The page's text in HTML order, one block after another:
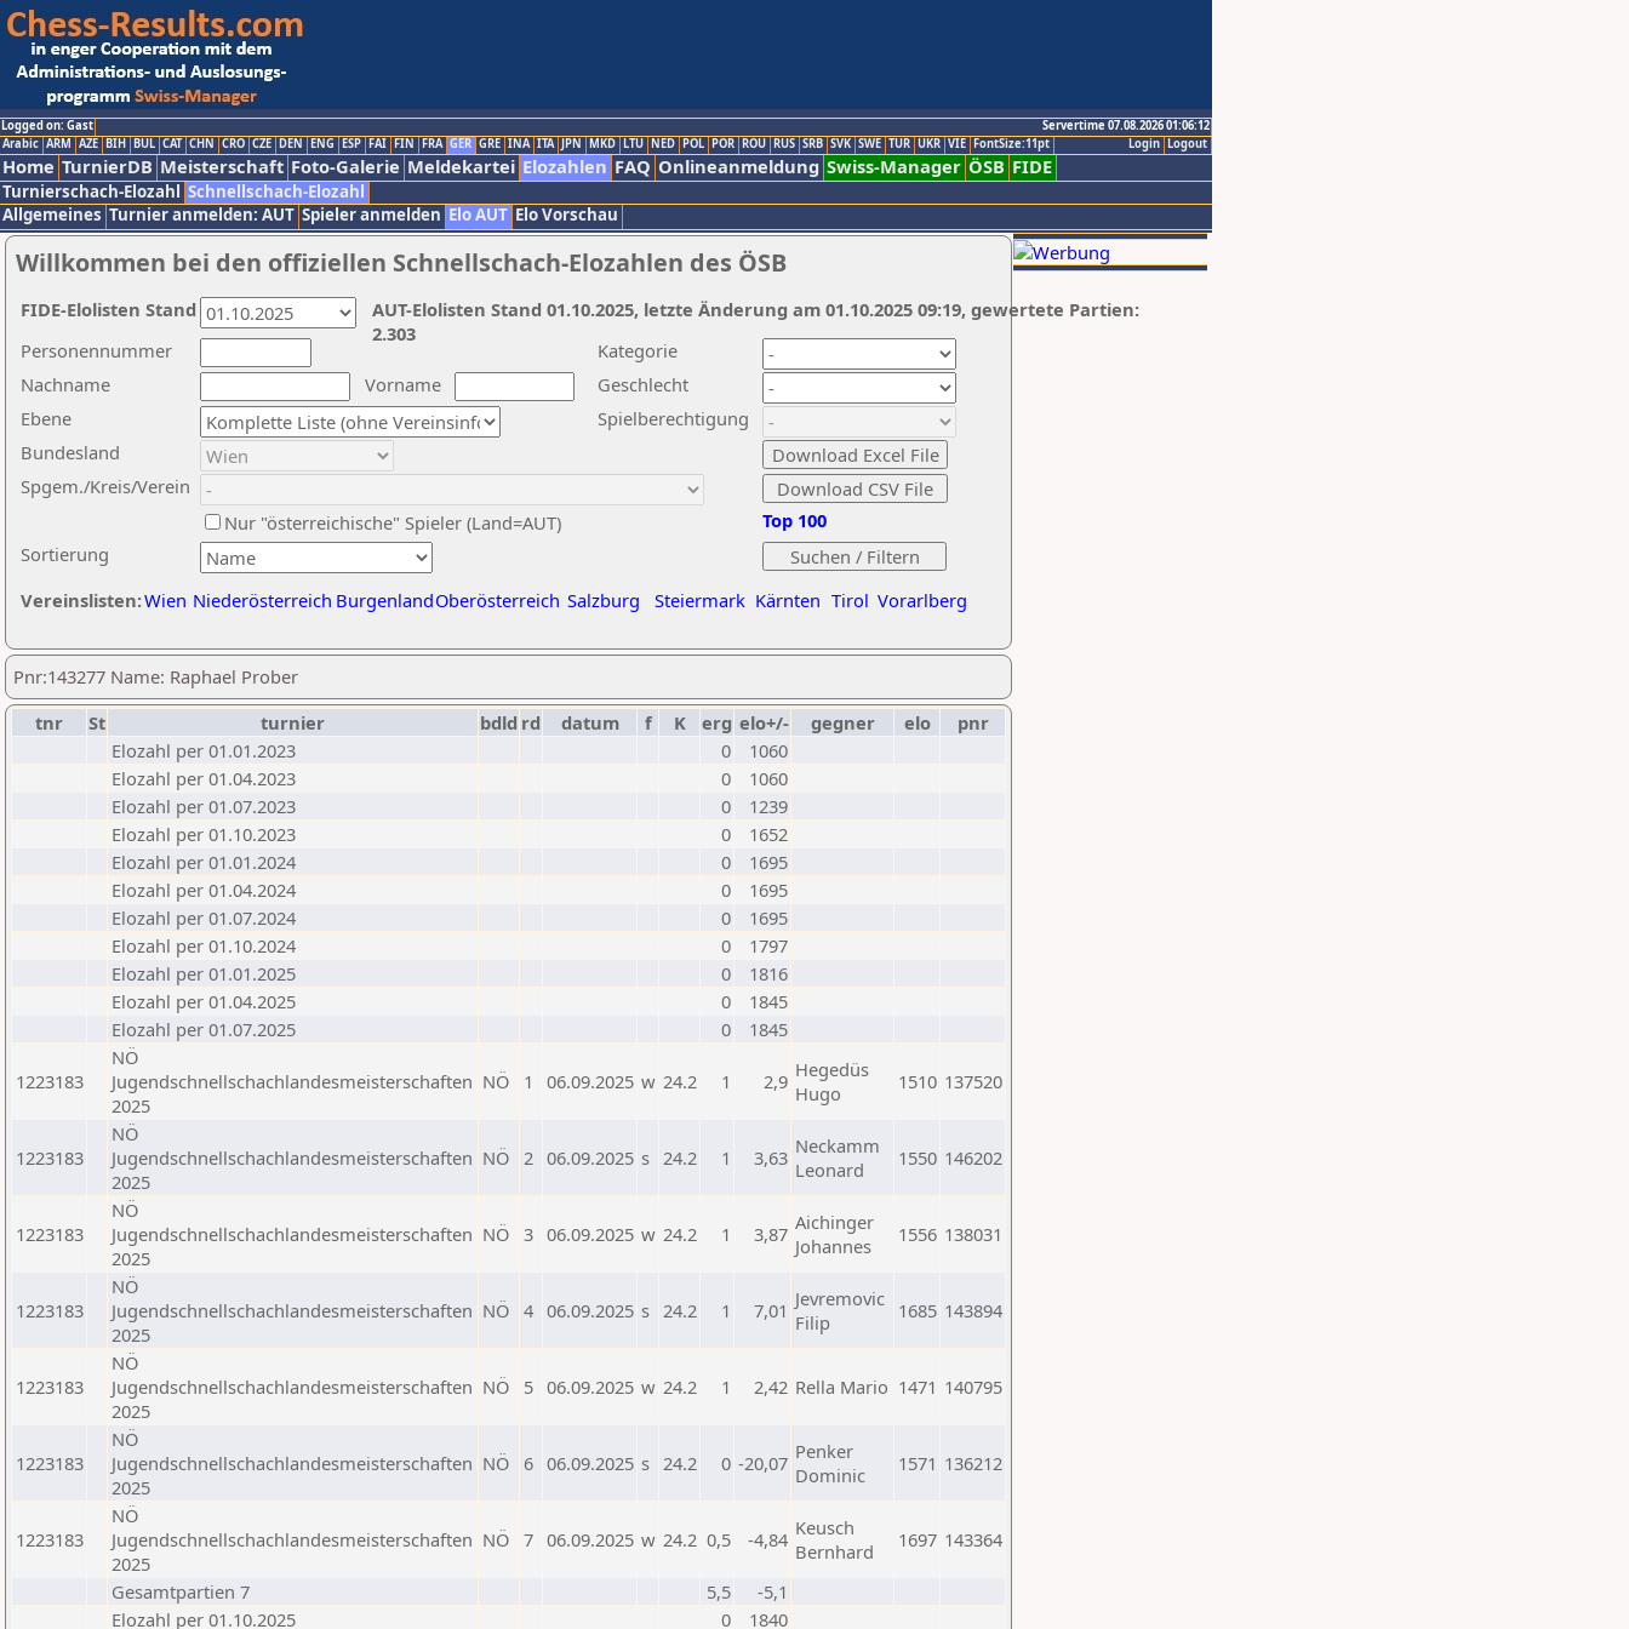
Logged on: Gast
Servertime 07.08.2026 01:06:12
Logout
Login
Arabic ARM AZE BIH BUL CAT CHN CRO CZE DEN ENG ESP FAI FIN FRA GER GRE INA ITA JPN MKD LTU NED POL POR ROU RUS SRB SVK SWE TUR UKR VIE FontSize:11pt
Home TurnierDB Meisterschaft Foto-Galerie Meldekartei Elozahlen FAQ Onlineanmeldung Swiss-Manager ÖSB FIDE
Turnierschach-Elozahl Schnellschach-Elozahl
Allgemeines Turnier anmelden: AUT Spieler anmelden Elo AUT Elo Vorschau
Willkommen bei den offiziellen Schnellschach-Elozahlen des ÖSB
Nachname
Vorname
Ebene
Kategorie
Sortierung
Personennummer
Bundesland
Spgem./Kreis/Verein
Geschlecht
Nur "österreichische" Spieler (Land=AUT)
Spielberechtigung
Vereinslisten:Wien Niederösterreich BurgenlandOberösterreich Salzburg Steiermark Kärnten Tirol Vorarlberg
Top 100
AUT-Elolisten Stand 01.10.2025, letzte Änderung am 01.10.2025 09:19, gewertete Partien:
2.303
FIDE-Elolisten Stand
Pnr:143277 Name: Raphael Prober
tnr
St turnier bdld rd datum f K erg elo+/- gegner elo
pnr
Elozahl per 01.01.2023
0
1060
Elozahl per 01.04.2023
0
1060
Elozahl per 01.07.2023
0
1239
Elozahl per 01.10.2023
0
1652
Elozahl per 01.01.2024
0
1695
Elozahl per 01.04.2024
0
1695
Elozahl per 01.07.2024
0
1695
Elozahl per 01.10.2024
0
1797
Elozahl per 01.01.2025
0
1816
Elozahl per 01.04.2025
0
1845
Elozahl per 01.07.2025
0 1845
1223183
NÖ
Jugendschnellschachlandesmeisterschaften
2025
NÖ 1 06.09.2025 w 24.2 1 2,9 Hegedüs
Hugo
1510 137520
1223183
NÖ
Jugendschnellschachlandesmeisterschaften
2025
NÖ 2 06.09.2025 s 24.2 1 3,63 Neckamm
Leonard
1550 146202
1223183
NÖ
Jugendschnellschachlandesmeisterschaften
2025
NÖ 3 06.09.2025 w 24.2 1 3,87 Aichinger
Johannes
1556 138031
1223183
NÖ
Jugendschnellschachlandesmeisterschaften
2025
NÖ 4 06.09.2025 s 24.2 1 7,01 Jevremovic
Filip
1685 143894
1223183
NÖ
Jugendschnellschachlandesmeisterschaften
2025
NÖ 5 06.09.2025 w 24.2 1 2,42 Rella Mario 1471 140795
1223183
NÖ
Jugendschnellschachlandesmeisterschaften
2025
NÖ 6 06.09.2025 s 24.2 0 -20,07 Penker
Dominic
1571 136212
1223183
NÖ
Jugendschnellschachlandesmeisterschaften
2025
NÖ 7 06.09.2025 w 24.2 0,5 -4,84 Keusch
Bernhard
1697 143364
Gesamtpartien 7 5,5
-5,1
Elozahl per 01.10.2025
0 1840